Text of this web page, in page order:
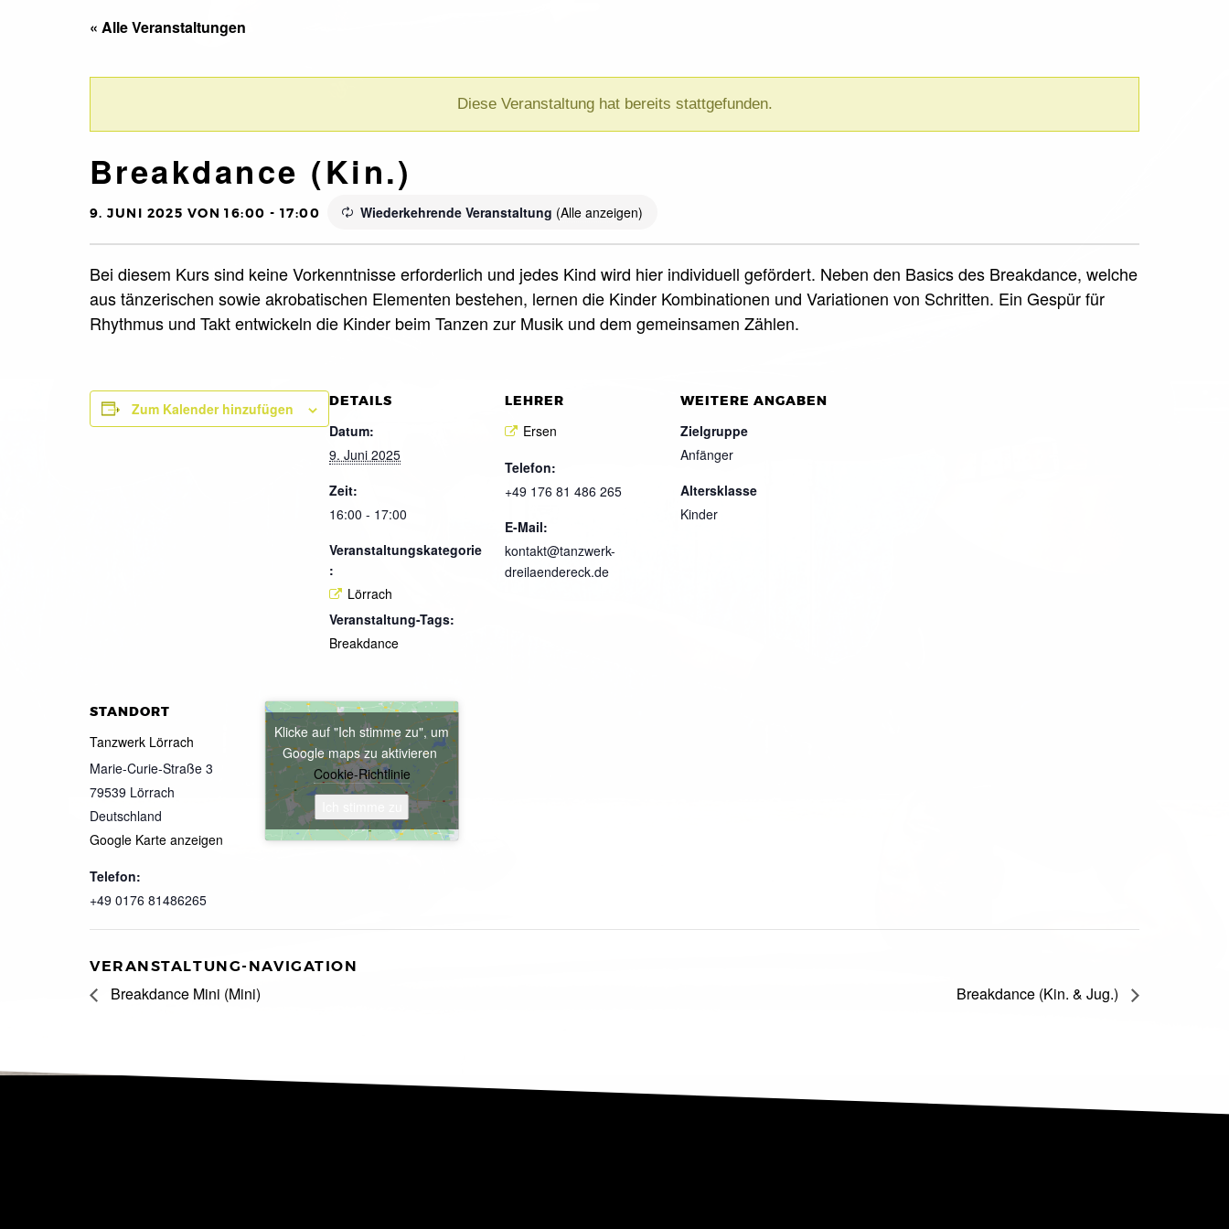
« Alle Veranstaltungen
Diese Veranstaltung hat bereits stattgefunden.
Breakdance (Kin.)
9. JUNI 2025 VON 16:00 -17:00 Wiederkehrende Veranstaltung (Alle anzeigen)
Bei diesem Kurs sind keine Vorkenntnisse erforderlich und jedes Kind wird hier individuell gefördert. Neben den Basics des Breakdance, welche
aus tänzerischen sowie akrobatischen Elementen bestehen, lernen die Kinder Kombinationen und Variationen von Schritten. Ein Gespür für
Rhythmus und Takt entwickeln die Kinder beim Tanzen zur Musik und dem gemeinsamen Zählen.
Zum Kalender hinzufügen DETAILS
Datum:
9. Juni 2025
Zeit:
16:00 - 17:00
Veranstaltungskategorie
:
Lörrach
Veranstaltung-Tags:
Breakdance
LEHRER
Ersen
Telefon:
+49 176 81 486 265
E-Mail:
kontakt@tanzwerk-
dreilaendereck.de
WEITERE ANGABEN
Zielgruppe
Anfänger
Altersklasse
Kinder
STANDORT
Tanzwerk Lörrach
Marie-Curie-Straße 3
79539 Lörrach
Deutschland
Google Karte anzeigen
Telefon:
+49 0176 81486265
Klicke auf "Ich stimme zu", um
Google maps zu aktivieren
Cookie-Richtlinie
VERANSTALTUNG-NAVIGATION
Breakdance Mini (Mini) Breakdance (Kin. & Jug.)